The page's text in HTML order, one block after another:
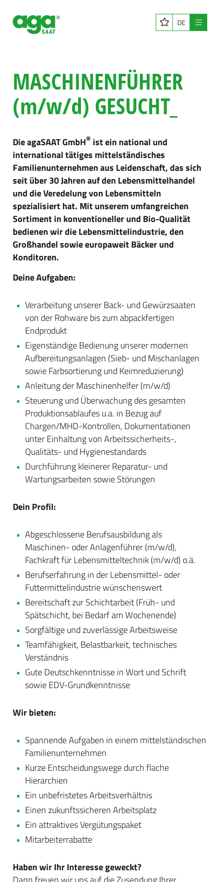
DE Menü
MASCHINENFÜHRER
(m/w/d) GESUCHT_
Die agaSAAT GmbH® ist ein national und
international tätiges mittelständisches
Familienunternehmen aus Leidenschaft, das sich
seit über 30 Jahren auf den Lebensmittelhandel
und die Veredelung von Lebensmitteln
spezialisiert hat. Mit unserem umfangreichen
Sortiment in konventioneller und Bio-Qualität
bedienen wir die Lebensmittelindustrie, den
Großhandel sowie europaweit Bäcker und
Konditoren.
Deine Aufgaben:
Verarbeitung unserer Back- und Gewürzsaaten
von der Rohware bis zum abpackfertigen
Endprodukt
Eigenständige Bedienung unserer modernen
Aufbereitungsanlagen (Sieb- und Mischanlagen
sowie Farbsortierung und Keimreduzierung)
Anleitung der Maschinenhelfer (m/w/d)
Steuerung und Überwachung des gesamten
Produktionsablaufes u.a. in Bezug auf
Chargen/MHD-Kontrollen, Dokumentationen
unter Einhaltung von Arbeitssicherheits-,
Qualitäts- und Hygienestandards
Durchführung kleinerer Reparatur- und
Wartungsarbeiten sowie Störungen
Dein Profil:
Abgeschlossene Berufsausbildung als
Maschinen- oder Anlagenführer (m/w/d),
Fachkraft für Lebensmitteltechnik (m/w/d) o.ä.
Berufserfahrung in der Lebensmittel- oder
Futtermittelindustrie wünschenswert
Bereitschaft zur Schichtarbeit (Früh- und
Spätschicht, bei Bedarf am Wochenende)
Sorgfältige und zuverlässige Arbeitsweise
Teamfähigkeit, Belastbarkeit, technisches
Verständnis
Gute Deutschkenntnisse in Wort und Schrift
sowie EDV-Grundkenntnisse
Wir bieten:
Spannende Aufgaben in einem mittelständischen
Familienunternehmen
Kurze Entscheidungswege durch flache
Hierarchien
Ein unbefristetes Arbeitsverhältnis
Einen zukunftssicheren Arbeitsplatz
Ein attraktives Vergütungspaket
Mitarbeiterrabatte
Haben wir Ihr Interesse geweckt?